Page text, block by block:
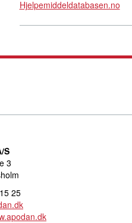
Hjelpemiddeldatabasen.no
S
3
25